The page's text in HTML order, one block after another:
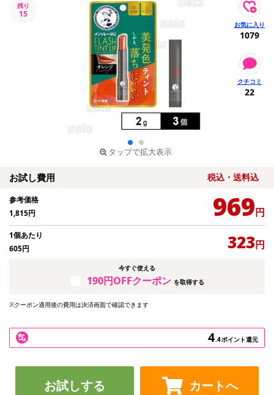
残り
15
タップで拡大表示
1079
22
お試し費用 税込・送料込
参考価格
1,815円 969円
1個あたり
605円 323円
今すぐ使える
190円OFFクーポン を取得する
※クーポン適用後の費用は決済画面で確認できます
4.4ポイント還元
お試しする カートへ